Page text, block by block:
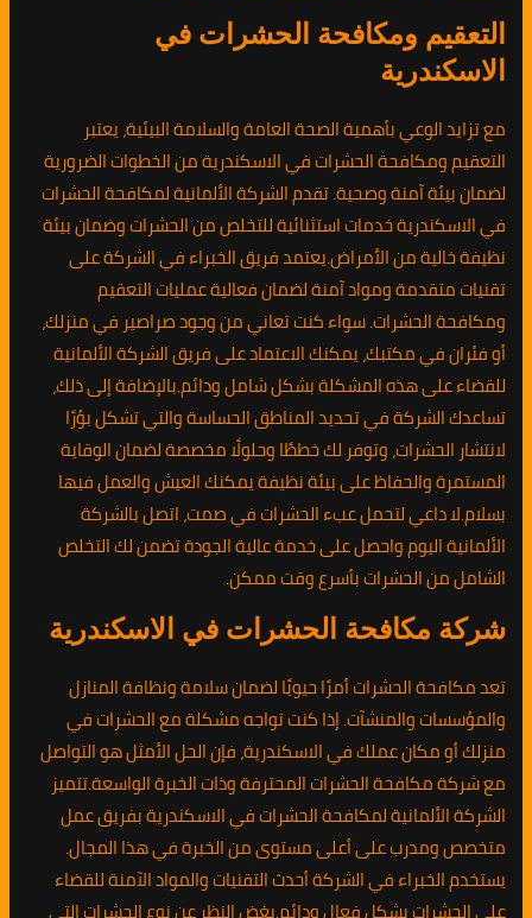
التعقيم ومكافحة الحشرات في
الاسكندرية
مع تزايد الوعي بأهمية الصحة العامة والسلامة البيئية، يعتبر
التعقيم ومكافحة الحشرات في الاسكندرية من الخطوات الضرورية
لضمان بيئة آمنة وصحية. تقدم الشركة الألمانية لمكافحة الحشرات
في الاسكندرية خدمات استثنائية للتخلص من الحشرات وضمان بيئة
نظيفة خالية من الأمراض.يعتمد فريق الخبراء في الشركة على
تقنيات متقدمة ومواد آمنة لضمان فعالية عمليات التعقيم
ومكافحة الحشرات. سواء كنت تعاني من وجود صراصير في منزلك،
أو فئران في مكتبك، يمكنك الاعتماد على فريق الشركة الألمانية
للقضاء على هذه المشكلة بشكل شامل ودائم.بالإضافة إلى ذلك،
تساعدك الشركة في تحديد المناطق الحساسة والتي تشكل بؤرًا
لانتشار الحشرات، وتوفر لك خططًا وحلولًا مخصصة لضمان الوقاية
المستمرة والحفاظ على بيئة نظيفة يمكنك العيش والعمل فيها
بسلام.لا داعي لتحمل عبء الحشرات في صمت، اتصل بالشركة
الألمانية اليوم واحصل على خدمة عالية الجودة تضمن لك التخلص
الشامل من الحشرات بأسرع وقت ممكن.
شركة مكافحة الحشرات في الاسكندرية
تعد مكافحة الحشرات أمرًا حيويًا لضمان سلامة ونظافة المنازل
والمؤسسات والمنشآت. إذا كنت تواجه مشكلة مع الحشرات في
منزلك أو مكان عملك في الاسكندرية، فإن الحل الأمثل هو التواصل
مع شركة مكافحة الحشرات المحترفة وذات الخبرة الواسعة.تتميز
الشركة الألمانية لمكافحة الحشرات في الاسكندرية بفريق عمل
متخصص ومدرب على أعلى مستوى من الخبرة في هذا المجال.
يستخدم الخبراء في الشركة أحدث التقنيات والمواد الآمنة للقضاء